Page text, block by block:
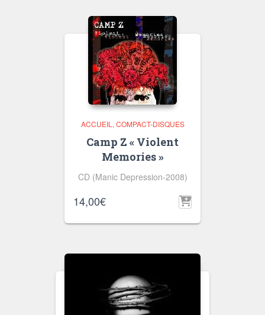
ACCUEIL COMPACT-DISQUES
Camp Z « Violent
Memories »
CD (Manic Depression-2008)
14,00€